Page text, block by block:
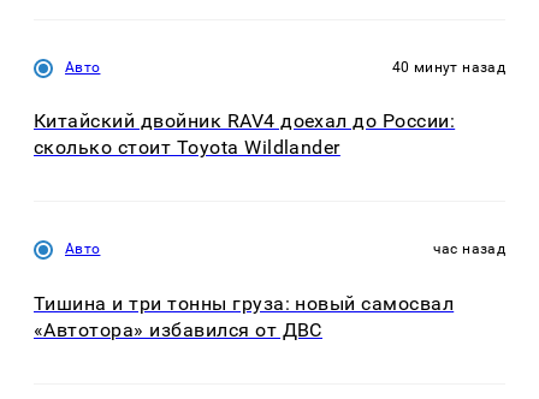
Авто 40 минут назад
Китайский двойник RAV4 доехал до России:
сколько стоит Toyota Wildlander
Авто час назад
Тишина и три тонны груза: новый самосвал
«Автотора» избавился от ДВС